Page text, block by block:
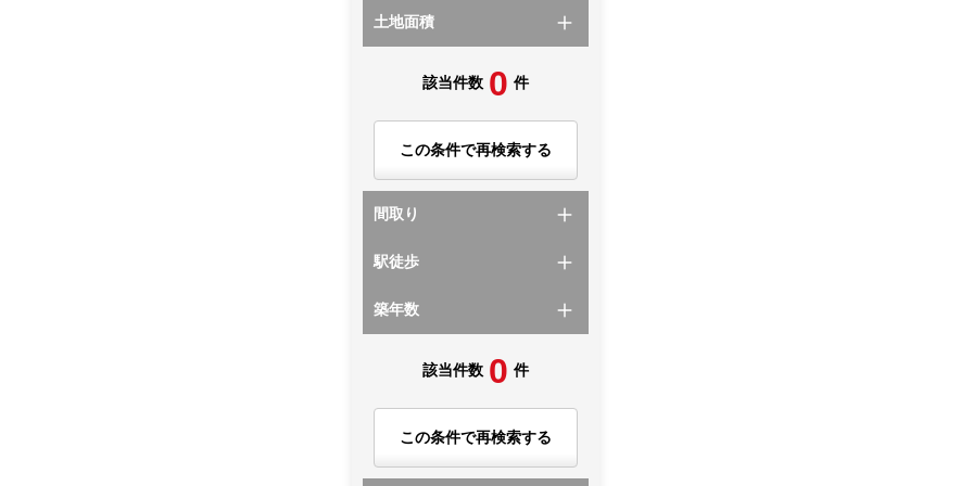
土地面積
該当件数 0 件
この条件で再検索する
間取り
駅徒歩
築年数
該当件数 0 件
この条件で再検索する